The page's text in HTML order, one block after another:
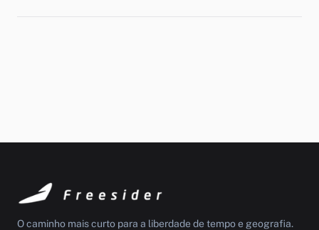
O caminho mais curto para a liberdade de tempo e geografia.